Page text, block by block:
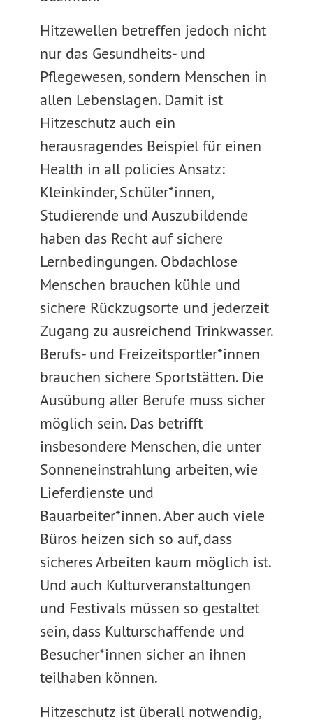
Hitzewellen betreffen jedoch nicht
nur das Gesundheits- und
Pflegewesen, sondern Menschen in
allen Lebenslagen. Damit ist
Hitzeschutz auch ein
herausragendes Beispiel für einen
Health in all policies Ansatz:
Kleinkinder, Schüler*innen,
Studierende und Auszubildende
haben das Recht auf sichere
Lernbedingungen. Obdachlose
Menschen brauchen kühle und
sichere Rückzugsorte und jederzeit
Zugang zu ausreichend Trinkwasser.
Berufs- und Freizeitsportler*innen
brauchen sichere Sportstätten. Die
Ausübung aller Berufe muss sicher
möglich sein. Das betrifft
insbesondere Menschen, die unter
Sonneneinstrahlung arbeiten, wie
Lieferdienste und
Bauarbeiter*innen. Aber auch viele
Büros heizen sich so auf, dass
sicheres Arbeiten kaum möglich ist.
Und auch Kulturveranstaltungen
und Festivals müssen so gestaltet
sein, dass Kulturschaffende und
Besucher*innen sicher an ihnen
teilhaben können.
Hitzeschutz ist überall notwendig,